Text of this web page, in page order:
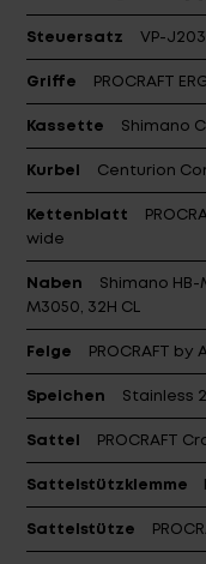
Steuersatz VP-
Griffe PROCRAFT
Kassette Shimano
Kurbel Centurion
Kettenblatt
wide
Naben
Shimano HB-
M3050, 32H CL
Felge PROCRAFT by
Speichen Stainless
Sattel PROCRAFT
Sattelstützklemme
Sattelstütze